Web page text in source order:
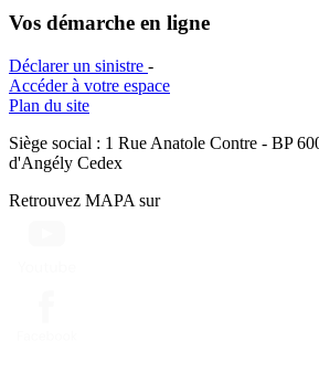
Vos démarche en ligne
Déclarer un sinistre -
Accéder à votre espace
Plan du site
Siège social : 1 Rue Anatole Contre - BP
d'Angély Cedex
Retrouvez MAPA sur